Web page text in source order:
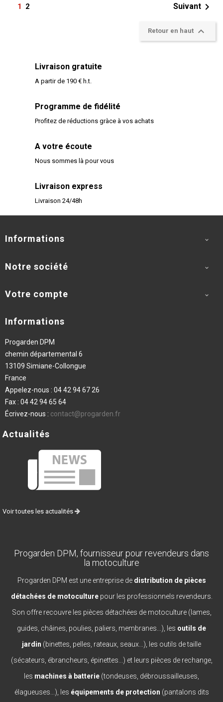
1 2 Suivant 
Retour en haut 
Livraison gratuite
A partir de 190 € h.t.
Programme de fidélité
Profitez de réductions gràce à vos achats
A votre écoute
Nous sommes là pour vous
Livraison express
Livraison 24/48h
Informations 
Notre société 
Votre compte 
Informations
Progarden DPM
chemin départemental 6
13109 Simiane-Collongue
France
Appelez-nous : 04 42 94 67 26
Fax : 04 42 94 65 64
Écrivez-nous : contact@progarden.fr
Actualités
Voir toutes les actualités
Progarden DPM, fournisseur pour revendeurs dans
la motoculture
Progarden DPM est une entreprise de distribution de pièces
détachées de motoculturepour les professionnels revendeurs.
Son offre recouvre les pièces détachées de motoculture (lames,
guides, châines, poulies, paliers, membranes...), les outils de
jardin (binettes, pelles, rateaux, seaux...), les outils de taille
(sécateurs, ébrancheurs, épinettes...) et leurs pièces de rechange,
les machines à batterie (tondeuses, débroussailleuses,
élagueuses...), les équipements de protection (pantalons dits